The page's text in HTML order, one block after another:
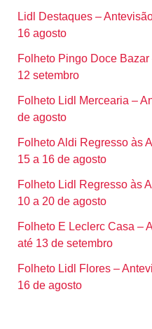
Lidl Destaques –
16 agosto
Folheto Pingo Doce
12 setembro
Folheto Lidl Mercearia –
de agosto
Folheto Aldi Regresso às
15 a 16 de agosto
Folheto Lidl Regresso às
10 a 20 de agosto
Folheto E Leclerc Casa –
até 13 de setembro
Folheto Lidl Flores –
16 de agosto